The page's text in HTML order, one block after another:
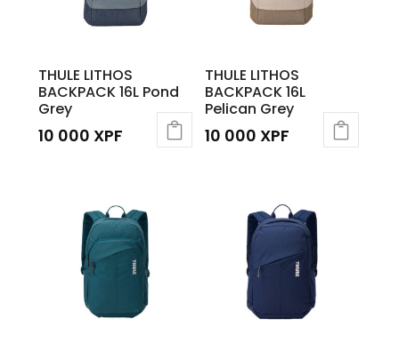
THULE LITHOS
BACKPACK 16L Pond
Grey
10 000 XPF
THULE LITHOS
BACKPACK 16L
Pelican Grey
10 000 XPF